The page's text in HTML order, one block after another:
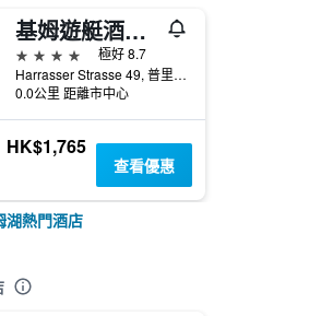
基姆遊艇酒店 - 基姆湖畔普里恩
4星級
極好 8.7
Harrasser Strasse 49, 普里恩基姆湖, 巴伐利亞, 德國
0.0公里 距離市中心
HK$1,765
查看優惠
湖熱門酒店